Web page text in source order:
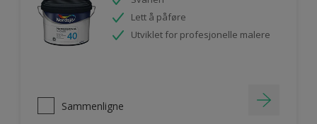
Lett å påføre
Utviklet for profesjonelle malere
Sammenligne